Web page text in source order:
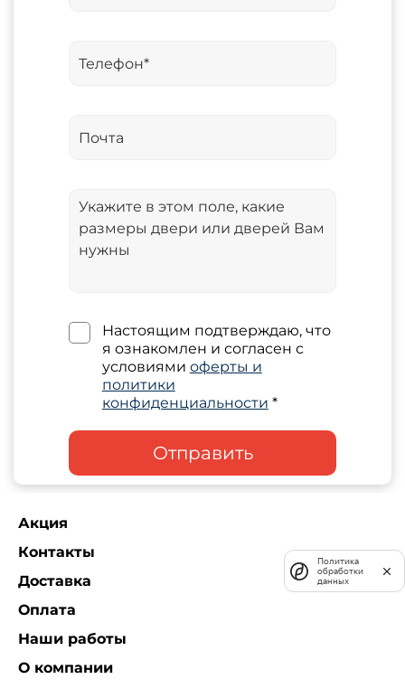
Настоящим подтверждаю, что
я ознакомлен и согласен с
условиями оферты и
политики
конфиденциальности *
Отправить
Акция
Контакты
Доставка
Оплата
Наши работы
О компании
Политика
обработки
данных